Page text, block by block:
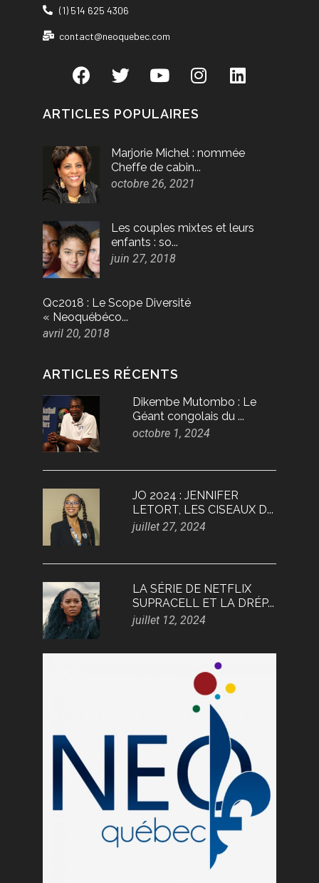
ARTICLES RÉCENTS
Dikembe Mutombo : Le
Géant congolais du ...
octobre 1, 2024
JO 2024 : JENNIFER
LETORT, LES CISEAUX D...
juillet 27, 2024
LA SÉRIE DE NETFLIX
SUPRACELL ET LA DRÉP...
juillet 12, 2024
ARTICLES POPULAIRES
Marjorie Michel : nommée
Cheffe de cabin...
octobre 26, 2021
Les couples mixtes et leurs
enfants : so...
juin 27, 2018
Qc2018 : Le Scope Diversité
« Neoquébéco...
avril 20, 2018
(1) 514 625 4306
contact@neoquebec.com